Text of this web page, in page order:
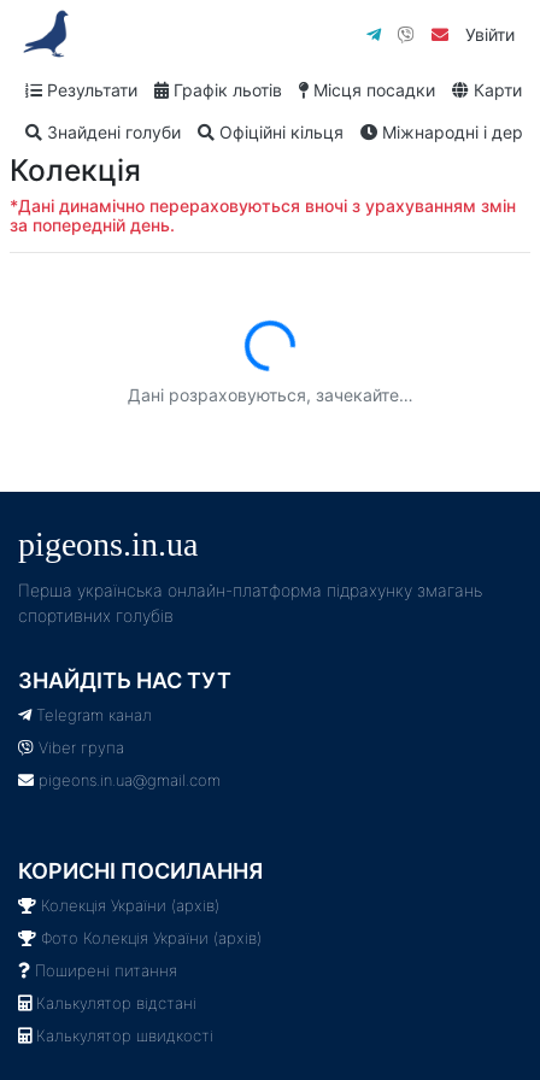
Увійти
Результати Графік льотів Місця посадки Карти
Знайдені голуби Офіційні кільця Міжнародні і
Колекція
*Дані динамічно перераховуються вночі з урахуванням змін
за попередній день.
Завантаження...
Дані розраховуються, зачекайте…
pigeons.in.ua
Пeрша українська онлайн-платформа підрахунку змагань
спортивних голубів
ЗНАЙДІТЬ НАС ТУТ
Telegram канал
Viber група
pigeons.in.ua@gmail.com
КОРИСНІ ПОСИЛАННЯ
Колекція України (архів)
Фото Колекція України (архів)
Поширені питання
Калькулятор відстані
Калькулятор швидкості